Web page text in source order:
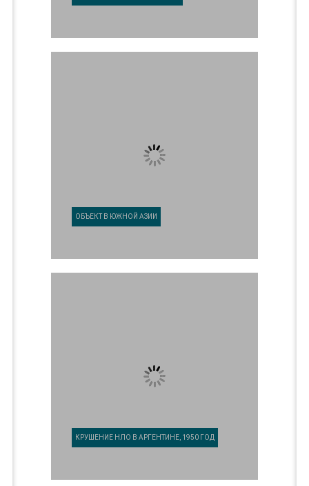
ОБЪЕКТ В ЮЖНОЙ АЗИИ
КРУШЕНИЕ НЛО В АРГЕНТИНЕ, 1950 ГОД